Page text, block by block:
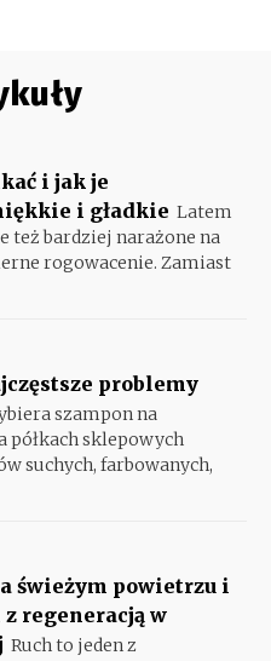
i jak je
i gładkie Latem
też bardziej narażone na
rogowacenie. Zamiast
problemy
szampon na
półkach sklepowych
suchych, farbowanych,
świeżym powietrzu i
z regeneracją w
Ruch to jeden z